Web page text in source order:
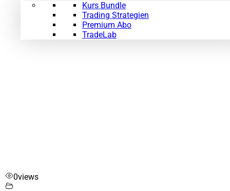
Kurs Bundle
Trading Strategien
Premium Abo
TradeLab
0views